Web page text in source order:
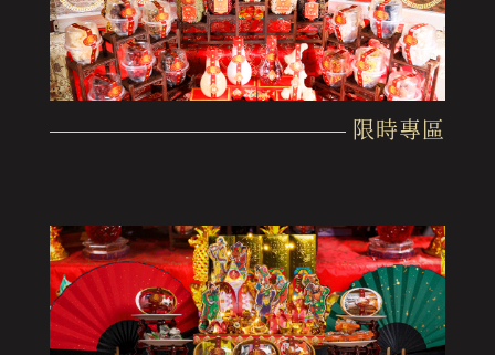
限時專區